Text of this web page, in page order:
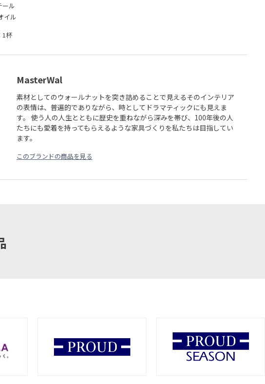
ール
イル
1杯
MasterWal
素材としてのウォールナットを突き詰めることで見えるそのインテリア
の表情は、普遍的でありながら、時としてドラマティックにも見えま
す。 使う人の人生とともに歴史を重ねながら深みを帯び、100年後の人
たちにも愛着を持ってもらえるような家具づくりを私たちは目指してい
ます。
このブランドの商品を見る